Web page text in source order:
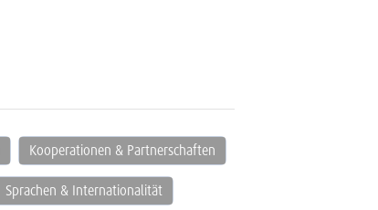
Kooperationen & Partnerschaften
Sprachen & Internationalität